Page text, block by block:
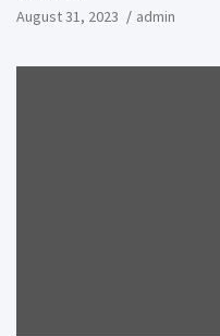
August 31, 2023 admin